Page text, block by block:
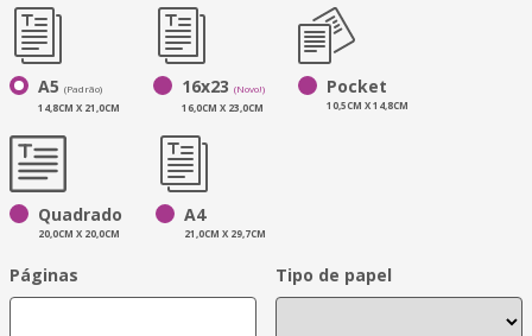
A5 (Padrão)
14,8CM X 21,0CM
16x23 (Novo!)
16,0CM X 23,0CM
Pocket
10,5CM X 14,8CM
Quadrado
20,0CM X 20,0CM
A4
21,0CM X 29,7CM
Páginas Tipo de papel